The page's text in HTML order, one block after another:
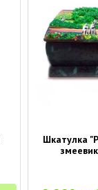
Шкатулка